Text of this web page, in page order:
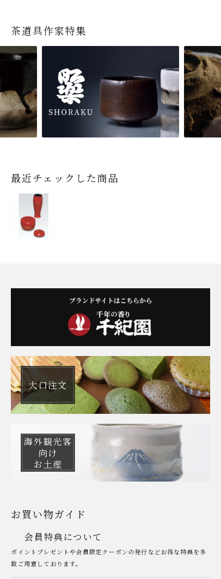
茶道具作家特集
最近チェックした商品
大口注文
海外観光客
向け
お土産
お買い物ガイド
会員特典について
ポイントプレゼントや会員限定クーポンの発行などお得な特典を多
数ご用意しております。